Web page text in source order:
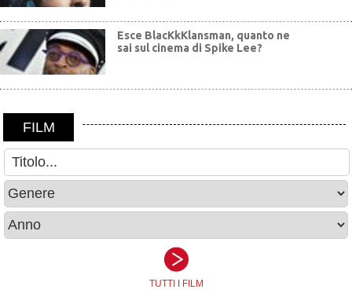
Esce BlacKkKlansman, quanto ne
sai sul cinema di Spike Lee?